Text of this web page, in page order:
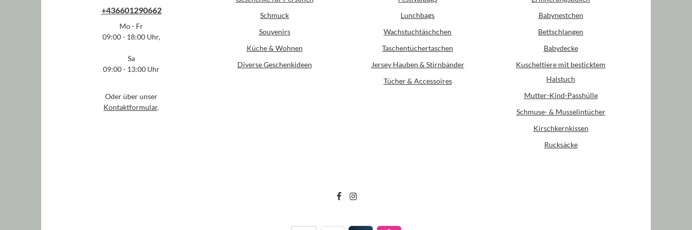
+436601290662
Mo - Fr
09:00 - 18:00 Uhr,
Sa
09:00 - 13:00 Uhr
Oder über unser
Kontaktformular.
Schmuck
Souvenirs
Küche & Wohnen
Diverse Geschenkideen
Lunchbags
Wachstuchtäschchen
Taschentüchertaschen
Jersey Hauben & Stirnbänder
Tücher & Accessoires
Babynestchen
Bettschlangen
Babydecke
Kuscheltiere mit besticktem
Halstuch
Mutter-Kind-Passhülle
Schmuse- & Musselintücher
Kirschkernkissen
Rucksäcke